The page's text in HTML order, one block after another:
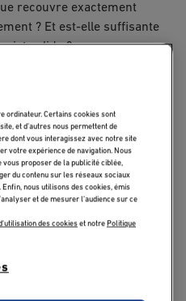
recouvre exactement
? Et est-elle suffisante
solide ?
ses propres moyens »
personnelles :
participation, soutien
bien pour récupérer du
avantages. Il permet
le contrôle total de
vite dans les premières
aussi rassurer certains
forme d’engagement fort de
ordinateur. Certains cookies sont
et d’autres nous permettent de
dont vous interagissez avec notre site
votre expérience de navigation. Nous
proposer de la publicité ciblée,
du contenu sur les réseaux sociaux
nous utilisons des cookies, émis
et de mesurer l’audience sur ce
des cookieset notre Politique